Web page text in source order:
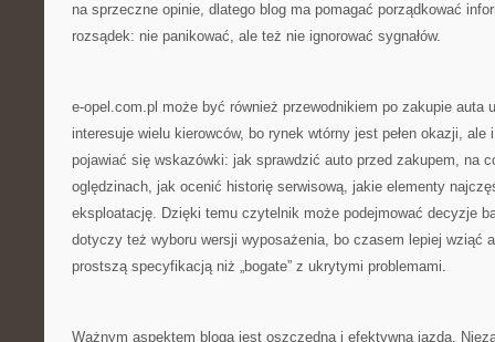
na sprzeczne opinie, dlatego blog ma pomagać porządkować
rozsądek: nie panikować, ale też nie ignorować sygnałów.
e-opel.com.pl może być również przewodnikiem po zakupie auta
interesuje wielu kierowców, bo rynek wtórny jest pełen okazji, ale
pojawiać się wskazówki: jak sprawdzić auto przed zakupem, na
oględzinach, jak ocenić historię serwisową, jakie elementy
eksploatację. Dzięki temu czytelnik może podejmować decyzje
dotyczy też wyboru wersji wyposażenia, bo czasem lepiej wziąć
prostszą specyfikacją niż „bogate” z ukrytymi problemami.
Ważnym aspektem bloga jest oszczędna i efektywna jazda.